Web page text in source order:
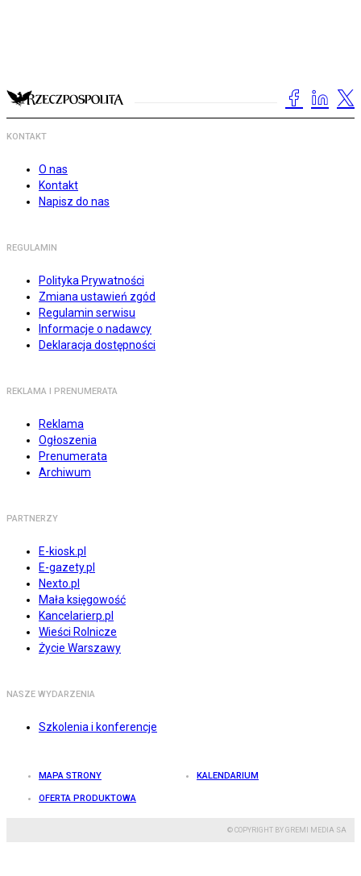
KONTAKT
O nas
Kontakt
Napisz do nas
REGULAMIN
Polityka Prywatności
Zmiana ustawień zgód
Regulamin serwisu
Informacje o nadawcy
Deklaracja dostępności
REKLAMA I PRENUMERATA
Reklama
Ogłoszenia
Prenumerata
Archiwum
PARTNERZY
E-kiosk.pl
E-gazety.pl
Nexto.pl
Mała księgowość
Kancelarierp.pl
Wieści Rolnicze
Życie Warszawy
NASZE WYDARZENIA
Szkolenia i konferencje
MAPA STRONY KALENDARIUM
OFERTA PRODUKTOWA
© COPYRIGHT BY GREMI MEDIA SA